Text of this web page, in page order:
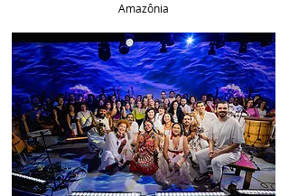
Amazônia